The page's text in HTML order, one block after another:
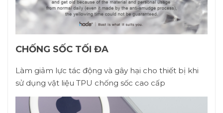
CHỐNG SỐC TỐI ĐA
Làm giảm lực tác động và gây hại cho thiết bị khi
sử dụng vật liệu TPU chống sốc cao cấp